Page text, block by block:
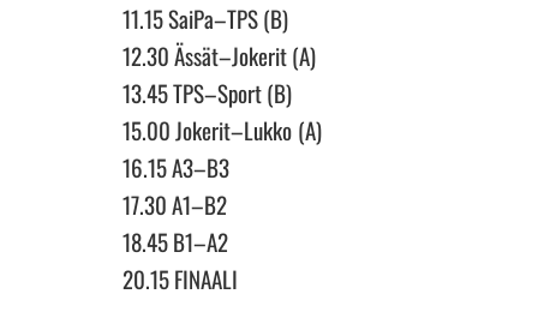
11.15 SaiPa–TPS (B)
12.30 Ässät–Jokerit (A)
13.45 TPS–Sport (B)
15.00 Jokerit–Lukko (A)
16.15 A3–B3
17.30 A1–B2
18.45 B1–A2
20.15 FINAALI